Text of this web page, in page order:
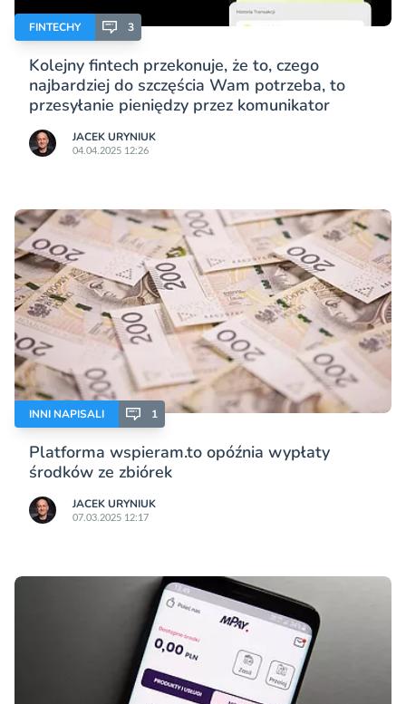
FINTECHY 3
Kolejny fintech przekonuje, że to, czego
najbardziej do szczęścia Wam potrzeba, to
przesyłanie pieniędzy przez komunikator
JACEK URYNIUK
04.04.2025 12:26
INNI NAPISALI 1
Platforma wspieram.to opóźnia wypłaty
środków ze zbiórek
JACEK URYNIUK
07.03.2025 12:17